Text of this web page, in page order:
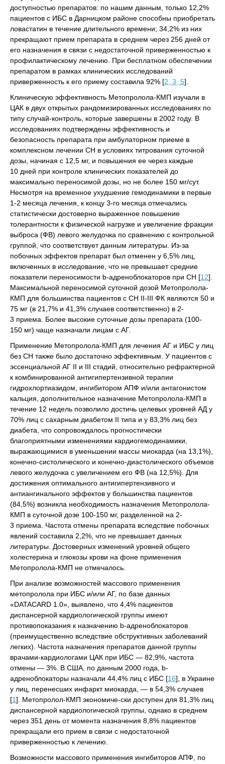
доступностью препаратов: по нашим данным, только 12,2%
пациентов с ИБС в Дарницком районе способны приобретать
ловастатин в течение длительного времени; 34,2% из них
прекращают прием препарата в среднем через 256 дней от
его назначения в связи с недостаточной приверженностью к
профилактическому лечению. При бесплатном обеспечении
препаратом в рамках клинических исследований
приверженность к его приему составила 92% [2, 3, 5].
Клиническую эффективность Метопролола-КМП изучали в
ЦАК в двух открытых рандомизированных исследованиях по
типу случай-контроль, которые завершены в 2002 году. В
исследованиях подтверждены эффективность и
безопасность препарата при амбулаторном приеме в
комплексном лечении СН в условиях титрования суточной
дозы, начиная с 12,5 мг, и повышения ее через каждые
10 дней при контроле клинических показателей до
максимально переносимой дозы, но не более 150 мг/сут.
Несмотря на временное ухудшение гемодинамики в первые
1-2 месяца лечения, к концу 3-го месяца отмечались
статистически достоверно выраженное повышение
толерантности к физической нагрузке и увеличение фракции
выброса (ФВ) левого желудочка по сравнению с контрольной
группой, что соответствует данным литературы. Из-за
побочных эффектов препарат был отменен у 6,5% лиц,
включенных в исследование, что не превышает средние
показатели переносимости b-адреноблокаторов при СН [12].
Максимальной переносимой суточной дозой Метопролола-
КМП для большинства пациентов с СН II-III ФК являются 50 и
75 мг (в 21,7% и 41,3% случаев соответственно) в 2-
3 приема. Более высокие суточные дозы препарата (100-
150 мг) чаще назначали лицам с АГ.
Применение Метопролола-КМП для лечения АГ и ИБС у лиц
без СН также было достаточно эффективным. У пациентов с
эссенциальной АГ II и III стадий, относительно рефрактерной
к комбинированной антигипертензивной терапии
гидрохлортиазидом, ингибитором АПФ и/или антагонистом
кальция, дополнительное назначение Метопролола-КМП в
течение 12 недель позволило достичь целевых уровней АД у
70% лиц с сахарным диабетом II типа и у 83,3% лиц без
диабета, что сопровождалось прогностически
благоприятными изменениями кардиогемодинамики,
выражающимися в уменьшении массы миокарда (на 13,1%),
конечно-систолического и конечно-диастолического объемов
левого желудочка с увеличением его ФВ (на 12,5%). Для
достижения оптимального антигипертензивного и
антиангинального эффектов у большинства пациентов
(84,5%) возникла необходимость назначения Метопролола-
КМП в суточной дозе 100-150 мг, разделенной на 2-
3 приема. Частота отмены препарата вследствие побочных
явлений составила 2,2%, что не превышает данных
литературы. Достоверных изменений уровней общего
холестерина и глюкозы крови на фоне применения
Метопролола-КМП не отмечалось.
При анализе возможностей массового применения
метопролола при ИБС и/или АГ, по базе данных
«DATACARD 1.0», выявлено, что 4,4% пациентов
диспансерной кардиологической группы имеют
противопоказания к назначению b-адреноблокаторов
(преимущественно вследствие обструктивных заболеваний
легких). Частота назначения препаратов данной группы
врачами-кардиологами ЦАК при ИБС — 82,9%, частота
отмены — 3%. В США, по данным 2000 года, b-
адреноблокаторы назначали 44,4% лиц с ИБС [16], в Украине
у лиц, перенесших инфаркт миокарда, — в 54,3% случаев
[1]. Метопролол-КМП экономиче-ски доступен для 81,3% лиц
диспансерной кардиологической группы, однако в среднем
через 351 день от момента назначения 8,8% пациентов
прекращали его прием в связи с недостаточной
приверженностью к лечению.
Возможности массового применения ингибиторов АПФ, по